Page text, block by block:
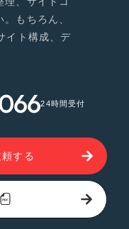
もちろん、
イト構成、デ
24時間受付
する